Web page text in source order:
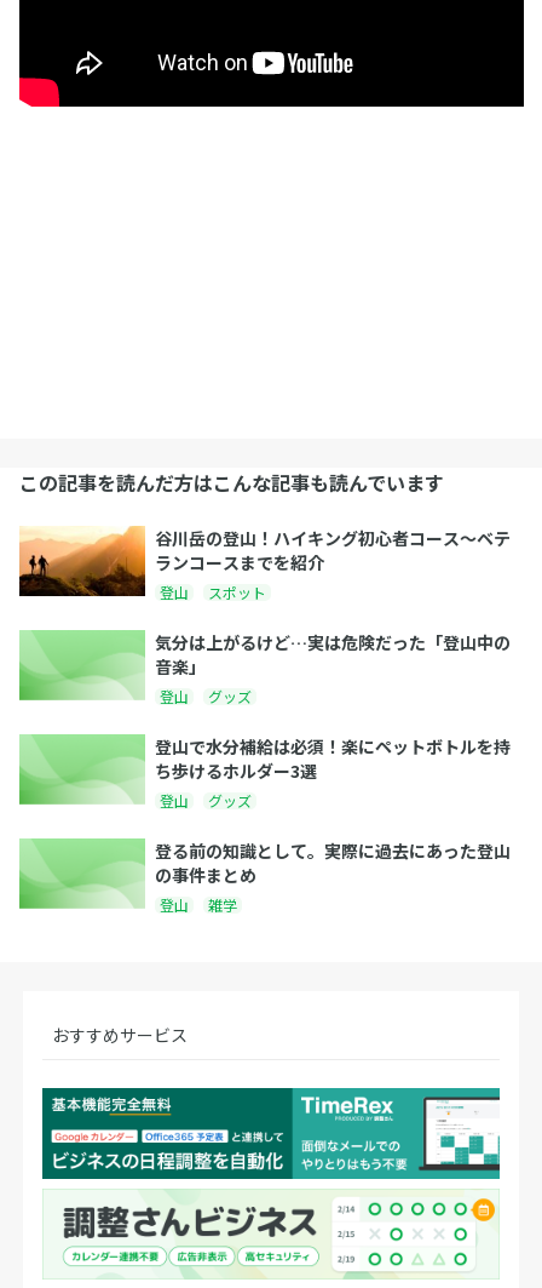
この記事を読んだ方はこんな記事も読んでいます
谷川岳の登山！ハイキング初心者コース〜ベテ
ランコースまでを紹介
登山 スポット
気分は上がるけど…実は危険だった「登山中の
音楽」
登山 グッズ
登山で水分補給は必須！楽にペットボトルを持
ち歩けるホルダー3選
登山 グッズ
登る前の知識として。実際に過去にあった登山
の事件まとめ
登山 雑学
おすすめサービス